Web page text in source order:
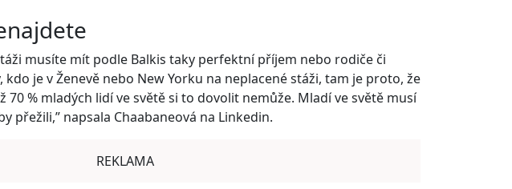
musíte mít podle Balkis taky perfektní příjem nebo rodiče či
kdo je v Ženevě nebo New Yorku na neplacené stáži, tam je proto, že
70 % mladých lidí ve světě si to dovolit nemůže. Mladí ve světě musí
přežili,” napsala Chaabaneová na Linkedin.
REKLAMA